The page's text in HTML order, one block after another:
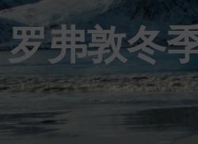
罗弗敦冬